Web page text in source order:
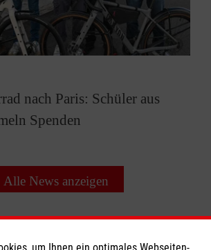
nach Paris: Schüler aus
Spenden
Alle News anzeigen